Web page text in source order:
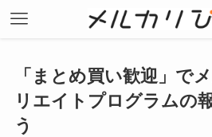
「まとめ買い歓迎」で
リエイトプログラムの
う